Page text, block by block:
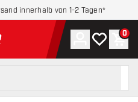
innerhalb von 1-2 Tagen*
Konto
Meine 0